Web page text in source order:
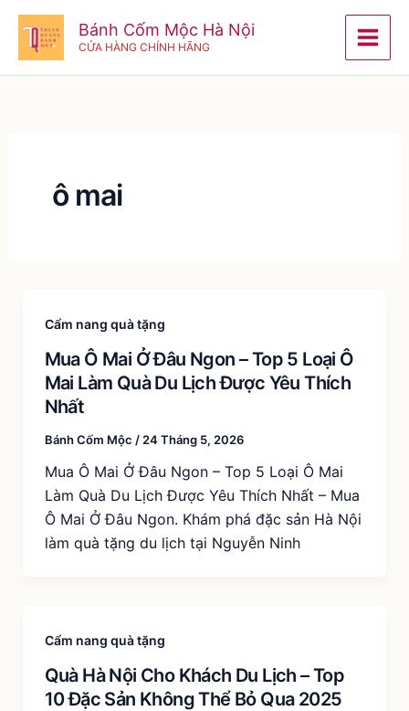
Nhảy
nội
Bánh Cốm Mộc Hà Nội
CỬA HÀNG CHÍNH HÃNG
ô mai
Cẩm nang quà tặng
Mua Ô Mai Ở Đâu Ngon – Top 5 Loại Ô
Mai Làm Quà Du Lịch Được Yêu Thích
Nhất
Bánh Cốm Mộc / 24 Tháng 5, 2026
Mua Ô Mai Ở Đâu Ngon – Top 5 Loại Ô Mai
Làm Quà Du Lịch Được Yêu Thích Nhất – Mua
Ô Mai Ở Đâu Ngon. Khám phá đặc sản Hà Nội
làm quà tặng du lịch tại Nguyễn Ninh
Cẩm nang quà tặng
Quà Hà Nội Cho Khách Du Lịch – Top
10 Đặc Sản Không Thể Bỏ Qua 2025